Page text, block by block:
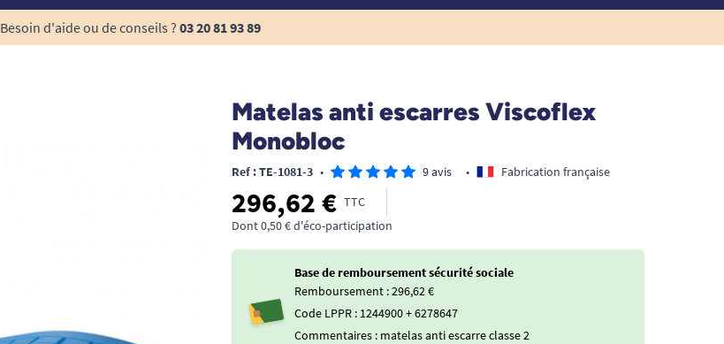
Besoin d'aide ou de conseils ? 03 20 81 93 89
Matelas anti escarres Viscoflex
Monobloc
Ref : TE-1081-3 • 9 avis • Fabrication française
296,62 € TTC
Dont 0,50 € d'éco-participation
Base de remboursement sécurité sociale
Remboursement : 296,62 €
Code LPPR : 1244900 + 6278647
Commentaires : matelas anti escarre classe 2